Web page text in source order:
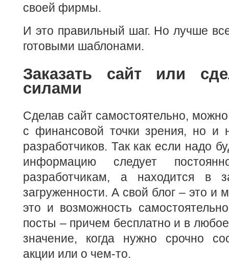
своей фирмы.
И это правильный шаг. Но лучше
готовыми шаблонами.
Заказать сайт или
силами
Сделав сайт самостоятельно,
с финансовой точки зрения, но и
разработчиков. Так как если надо
информацию следует
разработчикам, а находится в
загруженности. А свой блог – это и
это и возможность
посты – причем бесплатно и в
значение, когда нужно срочно
акции или о чем-то.